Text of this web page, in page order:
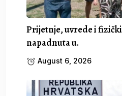
Prijetnje, uvrede i
napadnuta u.
August 6, 2026